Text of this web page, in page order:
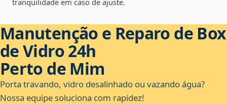
tranquilidade em caso de ajuste.
Manutenção e Reparo de Box
de Vidro 24h
Perto de Mim
Porta travando, vidro desalinhado ou vazando água?
Nossa equipe soluciona com rapidez!